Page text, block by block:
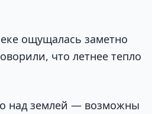
ощущалась заметно
что летнее тепло
над землей — возможны